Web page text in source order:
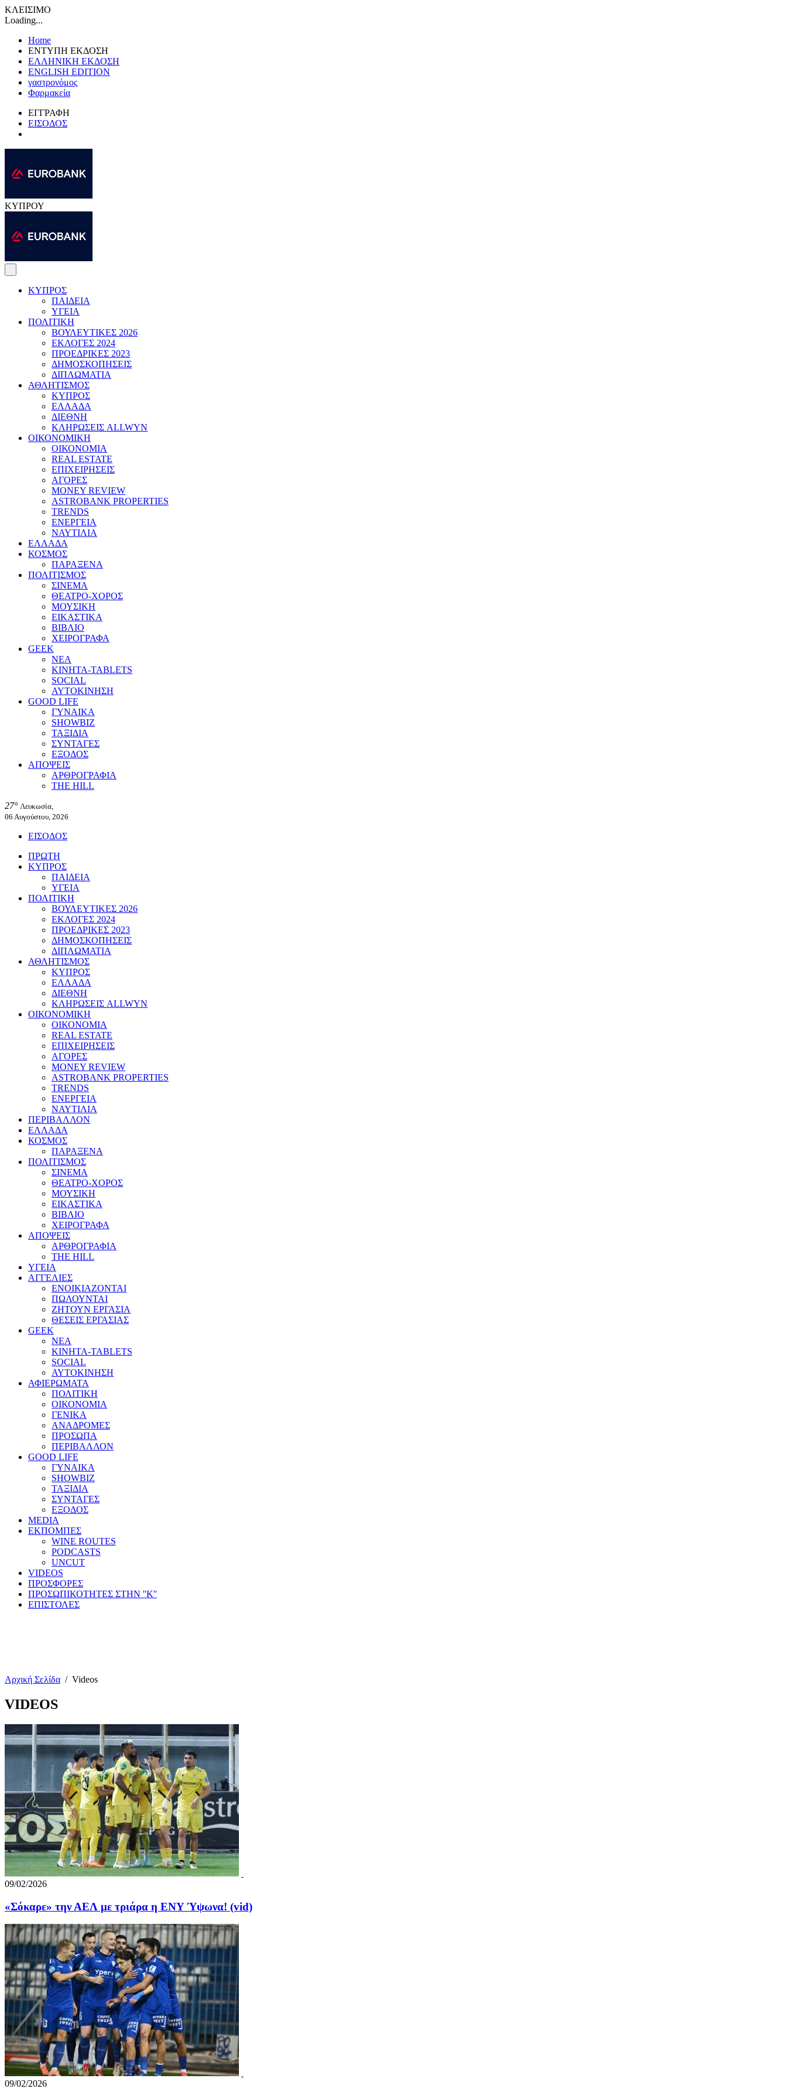
ΚΛΕΙΣΙΜΟ
Loading...
Home
ΕΝΤΥΠΗ ΕΚΔΟΣΗ
ΕΛΛΗΝΙΚΗ ΕΚΔΟΣΗ
ENGLISH EDITION
γαστρονόμος
Φαρμακεία
ΕΓΓΡΑΦΗ
ΕΙΣΟΔΟΣ
ΚΥΠΡΟΥ
ΚΥΠΡΟΣ
ΠΑΙΔΕΙΑ
ΥΓΕΙΑ
ΠΟΛΙΤΙΚΗ
ΒΟΥΛΕΥΤΙΚΕΣ 2026
ΕΚΛΟΓΕΣ 2024
ΠΡΟΕΔΡΙΚΕΣ 2023
ΔΗΜΟΣΚΟΠΗΣΕΙΣ
ΔΙΠΛΩΜΑΤΙΑ
ΑΘΛΗΤΙΣΜΟΣ
ΚΥΠΡΟΣ
ΕΛΛΑΔΑ
ΔΙΕΘΝΗ
ΚΛΗΡΩΣΕΙΣ ALLWYN
ΟΙΚΟΝΟΜΙΚΗ
ΟΙΚΟΝΟΜΙΑ
REAL ESTATE
ΕΠΙΧΕΙΡΗΣΕΙΣ
ΑΓΟΡΕΣ
MONEY REVIEW
ASTROBANK PROPERTIES
TRENDS
ΕΝΕΡΓΕΙΑ
ΝΑΥΤΙΛΙΑ
ΕΛΛΑΔΑ
ΚΟΣΜΟΣ
ΠΑΡΑΞΕΝΑ
ΠΟΛΙΤΙΣΜΟΣ
ΣΙΝΕΜΑ
ΘΕΑΤΡΟ-ΧΟΡΟΣ
ΜΟΥΣΙΚΗ
ΕΙΚΑΣΤΙΚΑ
ΒΙΒΛΙΟ
ΧΕΙΡΟΓΡΑΦΑ
GEEK
ΝΕΑ
ΚΙΝΗΤΑ-TABLETS
SOCIAL
ΑΥΤΟΚΙΝΗΣΗ
GOOD LIFE
ΓΥΝΑΙΚΑ
SHOWBIZ
ΤΑΞΙΔΙΑ
ΣΥΝΤΑΓΕΣ
ΕΞΟΔΟΣ
ΑΠΟΨΕΙΣ
ΑΡΘΡΟΓΡΑΦΙΑ
THE HILL
27° Λευκωσία,
06 Αυγούστου, 2026
ΕΙΣΟΔΟΣ
ΠΡΩΤΗ
ΚΥΠΡΟΣ
ΠΑΙΔΕΙΑ
ΥΓΕΙΑ
ΠΟΛΙΤΙΚΗ
ΒΟΥΛΕΥΤΙΚΕΣ 2026
ΕΚΛΟΓΕΣ 2024
ΠΡΟΕΔΡΙΚΕΣ 2023
ΔΗΜΟΣΚΟΠΗΣΕΙΣ
ΔΙΠΛΩΜΑΤΙΑ
ΑΘΛΗΤΙΣΜΟΣ
ΚΥΠΡΟΣ
ΕΛΛΑΔΑ
ΔΙΕΘΝΗ
ΚΛΗΡΩΣΕΙΣ ALLWYN
ΟΙΚΟΝΟΜΙΚΗ
ΟΙΚΟΝΟΜΙΑ
REAL ESTATE
ΕΠΙΧΕΙΡΗΣΕΙΣ
ΑΓΟΡΕΣ
MONEY REVIEW
ASTROBANK PROPERTIES
TRENDS
ΕΝΕΡΓΕΙΑ
ΝΑΥΤΙΛΙΑ
ΠΕΡΙΒΑΛΛΟΝ
ΕΛΛΑΔΑ
ΚΟΣΜΟΣ
ΠΑΡΑΞΕΝΑ
ΠΟΛΙΤΙΣΜΟΣ
ΣΙΝΕΜΑ
ΘΕΑΤΡΟ-ΧΟΡΟΣ
ΜΟΥΣΙΚΗ
ΕΙΚΑΣΤΙΚΑ
ΒΙΒΛΙΟ
ΧΕΙΡΟΓΡΑΦΑ
ΑΠΟΨΕΙΣ
ΑΡΘΡΟΓΡΑΦΙΑ
THE HILL
ΥΓΕΙΑ
ΑΓΓΕΛΙΕΣ
ΕΝΟΙΚΙΑΖΟΝΤΑΙ
ΠΩΛΟΥΝΤΑΙ
ΖΗΤΟΥΝ ΕΡΓΑΣΙΑ
ΘΕΣΕΙΣ ΕΡΓΑΣΙΑΣ
GEEK
ΝΕΑ
ΚΙΝΗΤΑ-TABLETS
SOCIAL
ΑΥΤΟΚΙΝΗΣΗ
ΑΦΙΕΡΩΜΑΤΑ
ΠΟΛΙΤΙΚΗ
ΟΙΚΟΝΟΜΙΑ
ΓΕΝΙΚΑ
ΑΝΑΔΡΟΜΕΣ
ΠΡΟΣΩΠΑ
ΠΕΡΙΒΑΛΛΟΝ
GOOD LIFE
ΓΥΝΑΙΚΑ
SHOWBIZ
ΤΑΞΙΔΙΑ
ΣΥΝΤΑΓΕΣ
ΕΞΟΔΟΣ
MEDIA
ΕΚΠΟΜΠΕΣ
WINE ROUTES
PODCASTS
UNCUT
VIDEOS
ΠΡΟΣΦΟΡΕΣ
ΠΡΟΣΩΠΙΚΟΤΗΤΕΣ ΣΤΗΝ ''Κ''
ΕΠΙΣΤΟΛΕΣ
Αρχική Σελίδα / Videos
VIDEOS
09/02/2026
«Σόκαρε» την ΑΕΛ με τριάρα η ΕΝΥ Ύψωνα! (vid)
09/02/2026